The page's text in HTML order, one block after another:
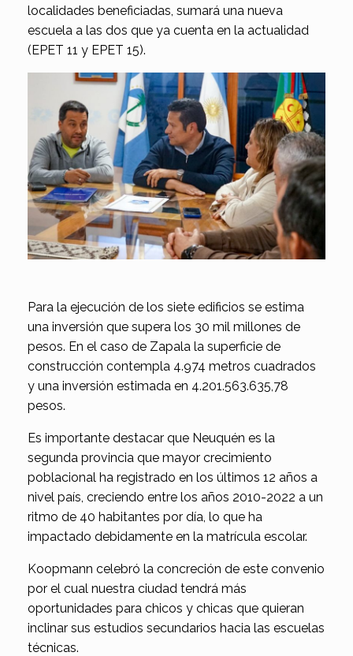
localidades beneficiadas, sumará una nueva
escuela a las dos que ya cuenta en la actualidad
(EPET 11 y EPET 15).
Para la ejecución de los siete edificios se estima
una inversión que supera los 30 mil millones de
pesos. En el caso de Zapala la superficie de
construcción contempla 4.974 metros cuadrados
y una inversión estimada en 4.201.563.635,78
pesos.
Es importante destacar que Neuquén es la
segunda provincia que mayor crecimiento
poblacional ha registrado en los últimos 12 años a
nivel país, creciendo entre los años 2010-2022 a un
ritmo de 40 habitantes por día, lo que ha
impactado debidamente en la matrícula escolar.
Koopmann celebró la concreción de este convenio
por el cual nuestra ciudad tendrá más
oportunidades para chicos y chicas que quieran
inclinar sus estudios secundarios hacia las escuelas
técnicas.